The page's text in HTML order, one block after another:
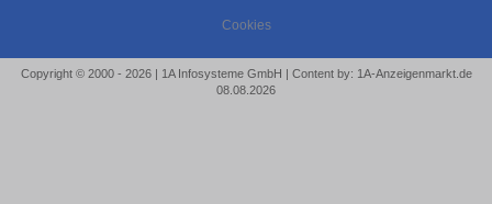
Cookies
Copyright © 2000 - 2026 | 1A Infosysteme GmbH | Content by: 1A-Anzeigenmarkt.de
08.08.2026